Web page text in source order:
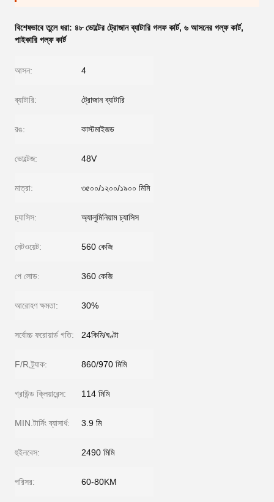
বিশেষভাবে তুলে ধরা: ৪৮ ভোল্টের ট্রোজান ব্যাটারি গলফ কার্ট, ৬ আসনের গল্ফ কার্ট,
পাইকারি গল্ফ কার্ট
আসন: 4
ব্যাটারি: ট্রোজান ব্যাটারি
রঙ: কাস্টমাইজড
ভোল্টেজ: 48V
মাত্রা: ৩৫০০/১২০০/১৯০০ মিমি
চ্যাসিস: অ্যালুমিনিয়াম চ্যাসিস
নেটওয়েট: 560 কেজি
পে লোড: 360 কেজি
আরোহণ ক্ষমতা: 30%
সর্বোচ্চ ফরোয়ার্ড গতি: 24কিমি/ঘণ্টা
F/R ট্র্যাক: 860/970 মিমি
গ্রাউন্ড ক্লিয়ারেন্স: 114 মিমি
MIN.টার্নিং ব্যাসার্ধ: 3.9 মি
হুইলবেস: 2490 মিমি
পরিসর: 60-80KM